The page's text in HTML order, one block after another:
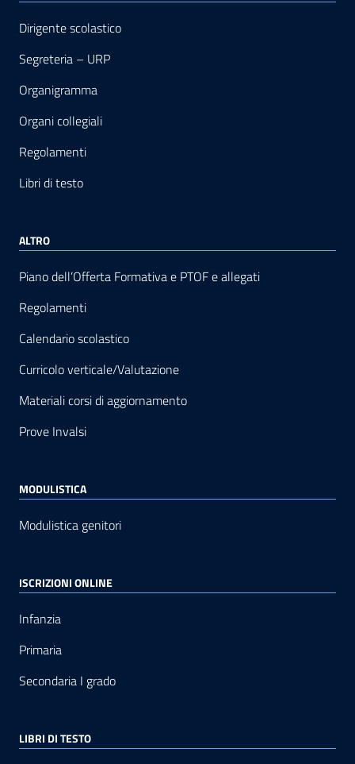
Dirigente scolastico
Segreteria – URP
Organigramma
Organi collegiali
Regolamenti
Libri di testo
ALTRO
Piano dell’Offerta Formativa e PTOF e allegati
Regolamenti
Calendario scolastico
Curricolo verticale/Valutazione
Materiali corsi di aggiornamento
Prove Invalsi
MODULISTICA
Modulistica genitori
ISCRIZIONI ONLINE
Infanzia
Primaria
Secondaria I grado
LIBRI DI TESTO